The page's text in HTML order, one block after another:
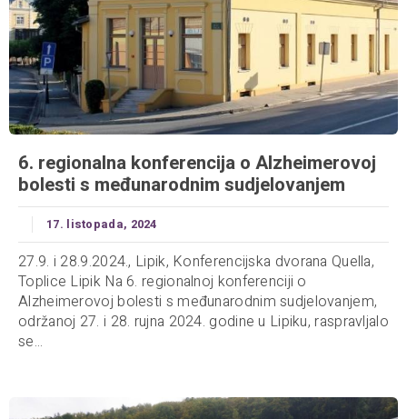
6. regionalna konferencija o Alzheimerovoj
bolesti s međunarodnim sudjelovanjem
17. listopada, 2024
27.9. i 28.9.2024., Lipik, Konferencijska dvorana Quella,
Toplice Lipik Na 6. regionalnoj konferenciji o
Alzheimerovoj bolesti s međunarodnim sudjelovanjem,
održanoj 27. i 28. rujna 2024. godine u Lipiku, raspravljalo
se...